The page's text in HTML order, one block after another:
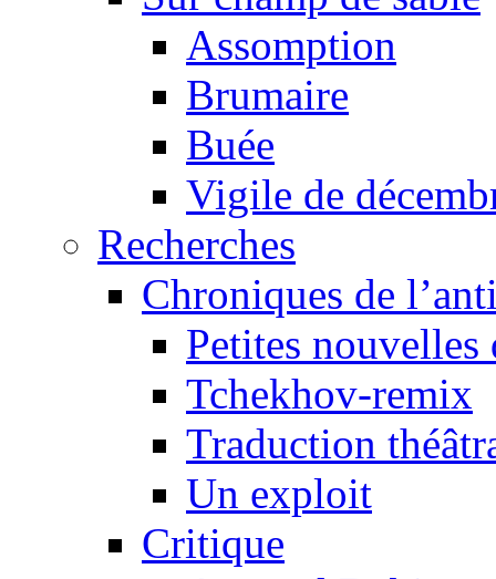
Assomption
Brumaire
Buée
Vigile de
Recherches
Chroniques de
Petites
Tchekhov-remix
Traduction
Un exploit
Critique